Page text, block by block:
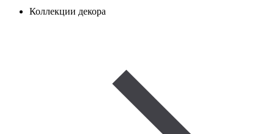
Коллекции декора